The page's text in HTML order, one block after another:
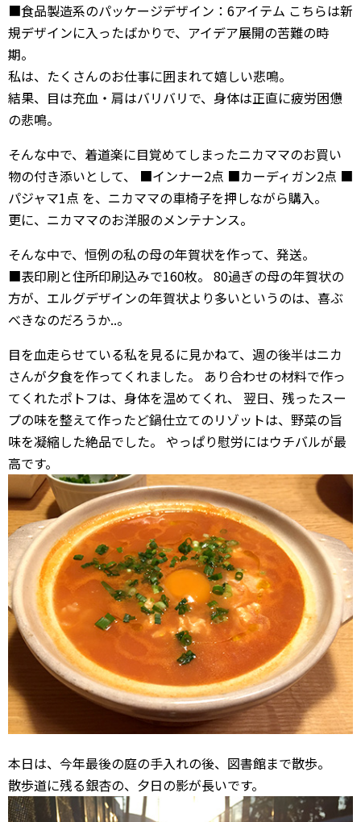
■食品製造系のパッケージデザイン：6アイテム こちらは新
規デザインに入ったばかりで、アイデア展開の苦難の時
期。
私は、たくさんのお仕事に囲まれて嬉しい悲鳴。
結果、目は充血・肩はバリバリで、身体は正直に疲労困憊
の悲鳴。
そんな中で、着道楽に目覚めてしまったニカママのお買い
物の付き添いとして、 ■インナー2点 ■カーディガン2点 ■
パジャマ1点 を、ニカママの車椅子を押しながら購入。
更に、ニカママのお洋服のメンテナンス。
そんな中で、恒例の私の母の年賀状を作って、発送。
■表印刷と住所印刷込みで160枚。 80過ぎの母の年賀状の
方が、エルグデザインの年賀状より多いというのは、喜ぶ
べきなのだろうか..。
目を血走らせている私を見るに見かねて、週の後半はニカ
さんが夕食を作ってくれました。 あり合わせの材料で作っ
てくれたポトフは、身体を温めてくれ、 翌日、残ったスー
プの味を整えて作ったど鍋仕立てのリゾットは、野菜の旨
味を凝縮した絶品でした。 やっぱり慰労にはウチバルが最
高です。
本日は、今年最後の庭の手入れの後、図書館まで散歩。
散歩道に残る銀杏の、夕日の影が長いです。